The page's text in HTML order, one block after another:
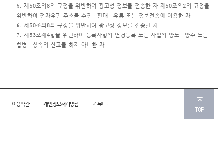
5. 제50조의8의 규정을 위반하여 광고성 정보를 전송한 자 제50조의2의 규정을
위반하여 전자우편 주소를 수집ㆍ판매ㆍ유통 또는 정보전송에 이용한 자
6. 제50조의8의 규정을 위반하여 광고성 정보를 전송한 자
7. 제53조제4항을 위반하여 등록사항의 변경등록 또는 사업의 양도ㆍ양수 또는
합병ㆍ상속의 신고를 하지 아니한 자
이용약관 개인정보처리방침 커뮤니티
TOP